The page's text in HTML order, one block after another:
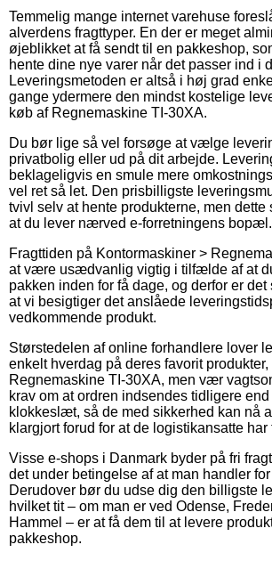
Temmelig mange internet varehuse
alverdens fragttyper. En der er meget
øjeblikket at få sendt til en pakkeshop,
hente dine nye varer når det passer ind i
Leveringsmetoden er altså i høj grad
gange ydermere den mindst kostelige
køb af Regnemaskine TI-30XA.
Du bør lige så vel forsøge at vælge
privatbolig eller ud på dit arbejde.
beklageligvis en smule mere
vel ret så let. Den prisbilligste
tvivl selv at hente produkterne, men dette
at du lever nærved e-forretningens bopæl.
Fragttiden på Kontormaskiner >
at være usædvanlig vigtig i tilfælde af at
pakken inden for få dage, og derfor er
at vi besigtiger det anslåede
vedkommende produkt.
Størstedelen af online forhandlere lover
enkelt hverdag på deres favorit
Regnemaskine TI-30XA, men vær
krav om at ordren indsendes tidligere
klokkeslæt, så de med sikkerhed kan nå
klargjort forud for at de logistikansatte har
Visse e-shops i Danmark byder på fri
det under betingelse af at man handler
Derudover bør du udse dig den billigste
hvilket tit – om man er ved Odense,
Hammel – er at få dem til at levere
pakkeshop.